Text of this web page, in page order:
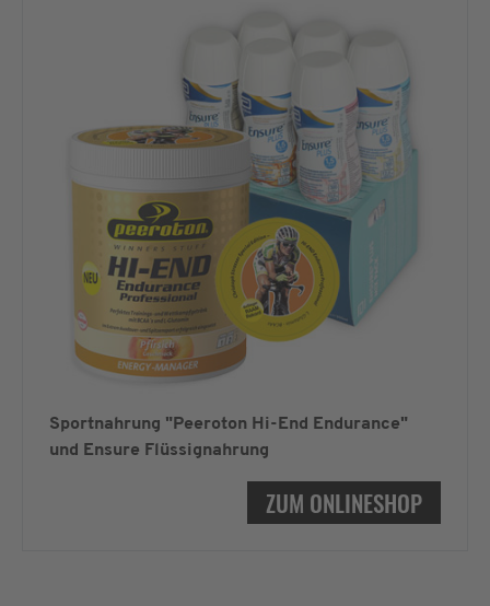
Sportnahrung "Peeroton Hi-End Endurance"
und Ensure Flüssignahrung
ZUM ONLINESHOP